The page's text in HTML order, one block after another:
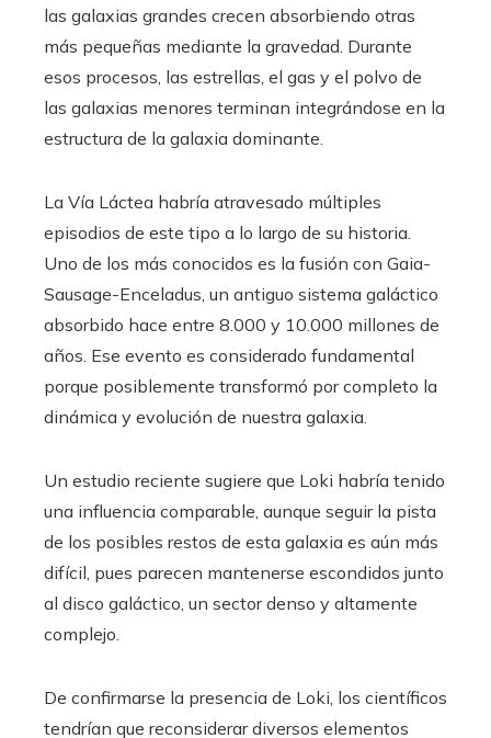
las galaxias grandes crecen absorbiendo otras
más pequeñas mediante la gravedad. Durante
esos procesos, las estrellas, el gas y el polvo de
las galaxias menores terminan integrándose en la
estructura de la galaxia dominante.
La Vía Láctea habría atravesado múltiples
episodios de este tipo a lo largo de su historia.
Uno de los más conocidos es la fusión con Gaia-
Sausage-Enceladus, un antiguo sistema galáctico
absorbido hace entre 8.000 y 10.000 millones de
años. Ese evento es considerado fundamental
porque posiblemente transformó por completo la
dinámica y evolución de nuestra galaxia.
Un estudio reciente sugiere que Loki habría tenido
una influencia comparable, aunque seguir la pista
de los posibles restos de esta galaxia es aún más
difícil, pues parecen mantenerse escondidos junto
al disco galáctico, un sector denso y altamente
complejo.
De confirmarse la presencia de Loki, los científicos
tendrían que reconsiderar diversos elementos